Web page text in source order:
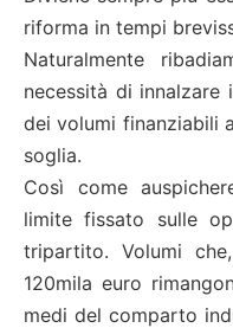
riforma in tempi
Naturalmente
necessità di
dei volumi finanziabili
soglia.
Così come
limite fissato sulle
tripartito. Volumi
120mila euro
medi del comparto